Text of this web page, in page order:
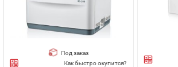
Под заказ
Как быстро окупится?